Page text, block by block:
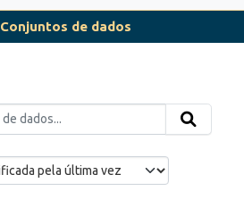
Conjuntos de dados